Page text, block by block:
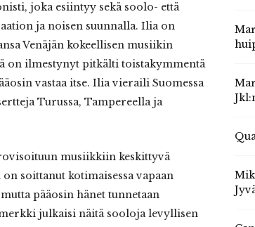
joka esiintyy sekä soolo- että
ja noisen suunnalla. Ilia on
Venäjän kokeellisen musiikin
on ilmestynyt pitkälti toistakymmentä
vastaa itse. Ilia vieraili Suomessa
Turussa, Tampereella ja
musiikkiin keskittyvä
soittanut kotimaisessa vapaan
pääosin hänet tunnetaan
julkaisi näitä sooloja levyllisen